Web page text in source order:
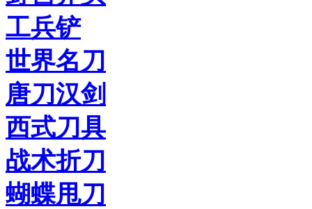
工兵铲
世界名刀
唐刀汉剑
西式刀具
战术折刀
蝴蝶甩刀